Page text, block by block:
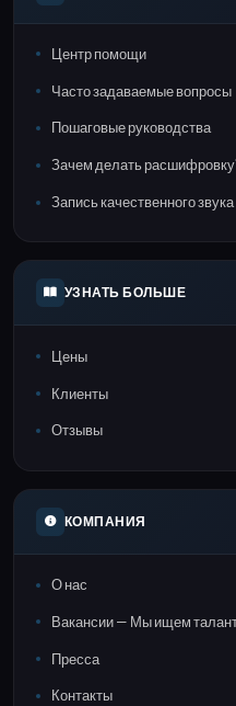
Центр помощи
Часто задаваемые вопросы
Пошаговые руководства
Зачем делать
Запись качественного звука
УЗНАТЬ БОЛЬШЕ
Цены
Клиенты
Отзывы
КОМПАНИЯ
О нас
Вакансии — Мы ищем
Пресса
Контакты